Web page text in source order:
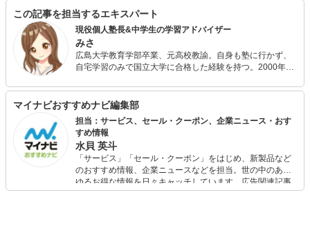
この記事を担当するエキスパート
現役個人塾長&中学生の学習アドバイザー
みさ
広島大学教育学部卒業、元高校教諭。自身も塾に行かず、
自宅学習のみで国立大学に合格した経験を持つ。2000年自
を行う。2018年より学習が苦手な生徒や保護者向けに、ツ
イッター・インスタグラムで情報を発信している。
マイナビおすすめナビ編集部
担当：サービス、セール・クーポン、企業ニュース・おす
すめ情報
水貝 英斗
「サービス」「セール・クーポン」をはじめ、新製品など
のおすすめ情報、企業ニュースなどを担当。世の中のあら
ゆるお得な情報を日々キャッチしています。広告関連記事
の制作にも携わり、SEOの知見を活かし商品販促のプラン